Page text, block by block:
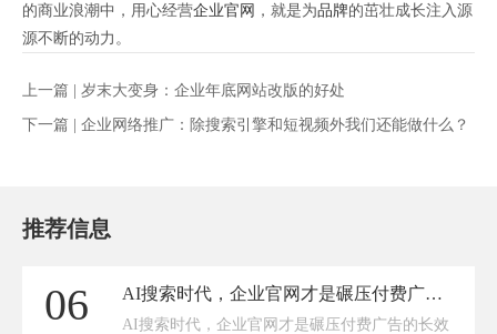
的商业浪潮中，用心经营企业官网 ，就是为品牌的茁壮成长注入源
源不断的动力。
上一篇 | 岁末大变身：企业年底网站改版的好处
下一篇 | 企业网络推广：除搜索引擎和短视频外我们还能做什么？
推荐信息
06 AI搜索时代，企业官网才是碾压付费广告的长效流量底牌
AI搜索时代，企业官网才是碾压付费广告的长效